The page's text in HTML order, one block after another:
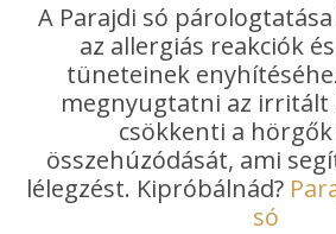
A Parajdi só
az allergiás reakciók
tüneteinek
megnyugtatni az irritált
csökkenti a
összehúzódását, ami
lélegzést. Kipróbálnád?
só